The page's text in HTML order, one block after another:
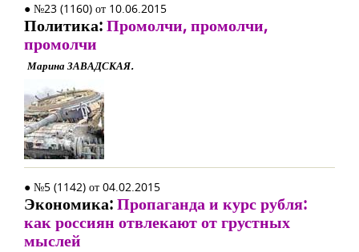
● №23 (1160) от 10.06.2015
Политика:Промолчи, промолчи,
промолчи
Марина ЗАВАДСКАЯ.
● №5 (1142) от 04.02.2015
Экономика:Пропаганда и курс рубля:
как россиян отвлекают от грустных
мыслей